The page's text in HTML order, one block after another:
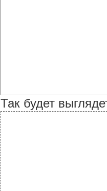
Так будет